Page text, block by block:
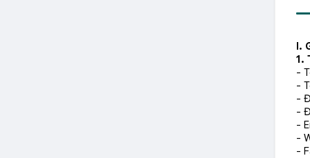
I.
1.
-
-
-
-
-
-
-